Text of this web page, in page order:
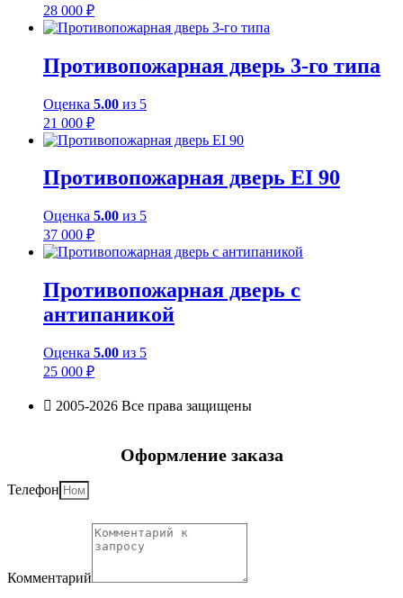
28 000 ₽
Противопожарная дверь 3-го типа
Оценка 5.00 из 5
21 000 ₽
Противопожарная дверь EI 90
Оценка 5.00 из 5
37 000 ₽
Противопожарная дверь с
антипаникой
Оценка 5.00 из 5
25 000 ₽
2005-2026 Все права защищены
Оформление заказа
Телефон
Комментарий